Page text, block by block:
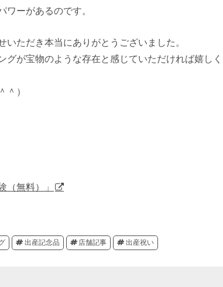
ーがあるのです。
ただき本当にありがとうございました。
が宝物のような存在と感じていただければ嬉しく
＾）
無料）」
出産記念品 店舗記事 出産祝い